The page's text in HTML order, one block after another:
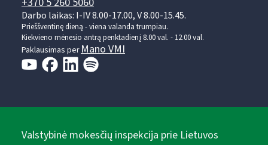
Darbo laikas: I-IV 8.00-17.00, V 8.00-15.45.
Prieššventinę dieną - viena valanda trumpiau.
Kiekvieno mėnesio antrą penktadienį 8.00 val. - 12.00 val.
Paklausimas perMano VMI
Valstybinė mokesčių inspekcija prie Lietuvos